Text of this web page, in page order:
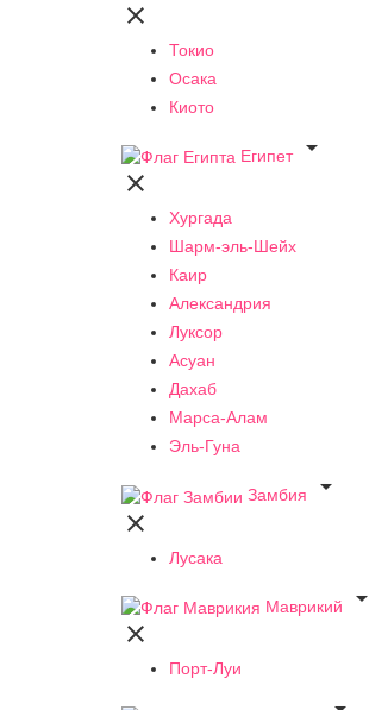

Токио
Осака
Киото
Египет


Хургада
Шарм-эль-Шейх
Каир
Александрия
Луксор
Асуан
Дахаб
Марса-Алам
Эль-Гуна
Замбия


Лусака
Маврикий


Порт-Луи